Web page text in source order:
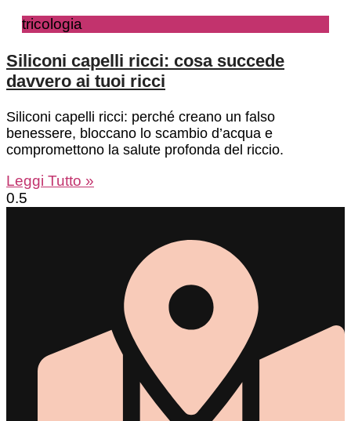
tricologia
Siliconi capelli ricci: cosa succede
davvero ai tuoi ricci
Siliconi capelli ricci: perché creano un falso
benessere, bloccano lo scambio d’acqua e
compromettono la salute profonda del riccio.
Leggi Tutto »